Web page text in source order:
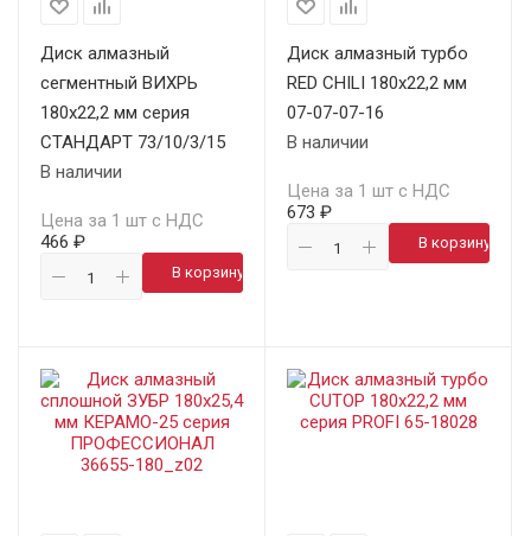
Диск алмазный
сегментный ВИХРЬ
180х22,2 мм серия
СТАНДАРТ 73/10/3/15
В наличии
Цена за 1 шт с НДС
466 ₽
В корзину
Диск алмазный турбо
RED CHILI 180х22,2 мм
07-07-07-16
В наличии
Цена за 1 шт с НДС
673 ₽
В корзину